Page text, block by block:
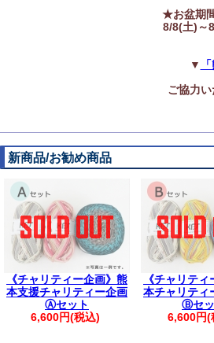
★お盆期
8/8(土)～
▼
ご協力い
▼価格改
地震の影響で一部
最新の配送状
【重要】PayPay決済エラ
ご注文前
。.。:+* ゜ ゜゜
▲フリ
新商品/お勧め商品
《チャリティー企画》熊
本支援チャリティー企画
Ⓐセット
6,600円(税込)
《チャリテ
本チャリティ
Ⓑセ
6,600円(